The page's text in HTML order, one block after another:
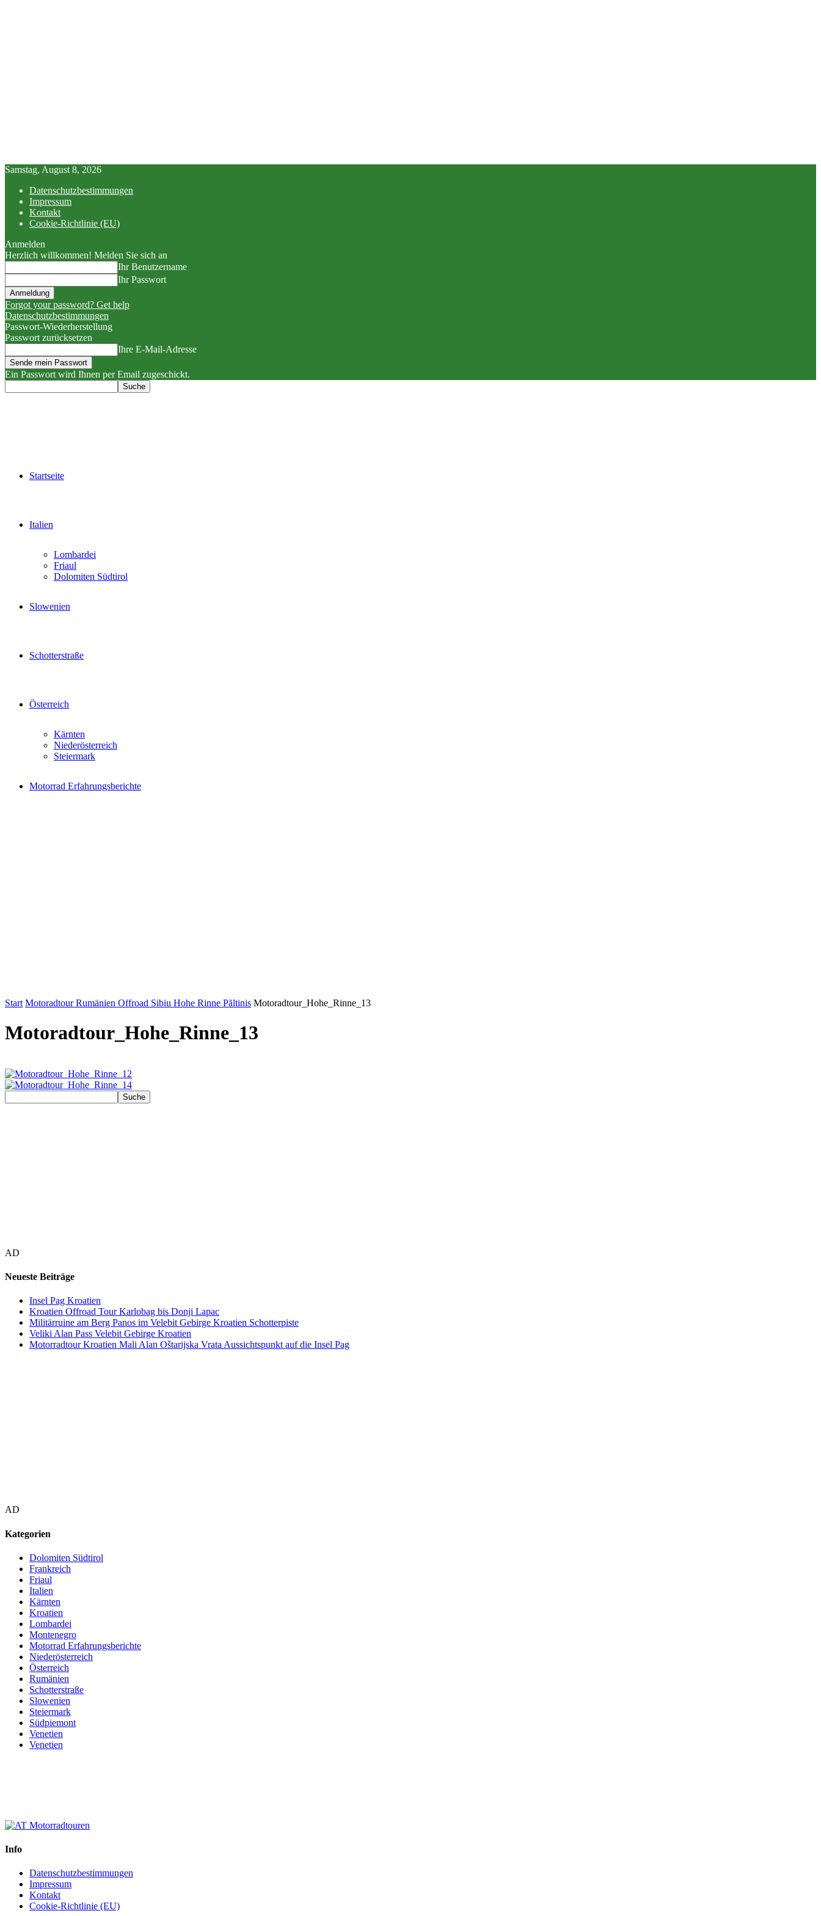
Samstag, August 8, 2026
Datenschutzbestimmungen
Impressum
Kontakt
Cookie-Richtlinie (EU)
Anmelden
Herzlich willkommen! Melden Sie sich an
Ihr Benutzername
Ihr Passwort
Forgot your password? Get help
Datenschutzbestimmungen
Passwort-Wiederherstellung
Passwort zurücksetzen
Ihre E-Mail-Adresse
Ein Passwort wird Ihnen per Email zugeschickt.
Startseite
Italien
Lombardei
Friaul
Dolomiten Südtirol
Slowenien
Schotterstraße
Österreich
Kärnten
Niederösterreich
Steiermark
Motorrad Erfahrungsberichte
Start Motoradtour Rumänien Offroad Sibiu Hohe Rinne Păltinis Motoradtour_Hohe_Rinne_13
Motoradtour_Hohe_Rinne_13
AD
Neueste Beiträge
Insel Pag Kroatien
Kroatien Offroad Tour Karlobag bis Donji Lapac
Militärruine am Berg Panos im Velebit Gebirge Kroatien Schotterpiste
Veliki Alan Pass Velebit Gebirge Kroatien
Motorradtour Kroatien Mali Alan Oštarijska Vrata Aussichtspunkt auf die Insel Pag
AD
Kategorien
Dolomiten Südtirol
Frankreich
Friaul
Italien
Kärnten
Kroatien
Lombardei
Montenegro
Motorrad Erfahrungsberichte
Niederösterreich
Österreich
Rumänien
Schotterstraße
Slowenien
Steiermark
Südpiemont
Venetien
Venetien
Info
Datenschutzbestimmungen
Impressum
Kontakt
Cookie-Richtlinie (EU)